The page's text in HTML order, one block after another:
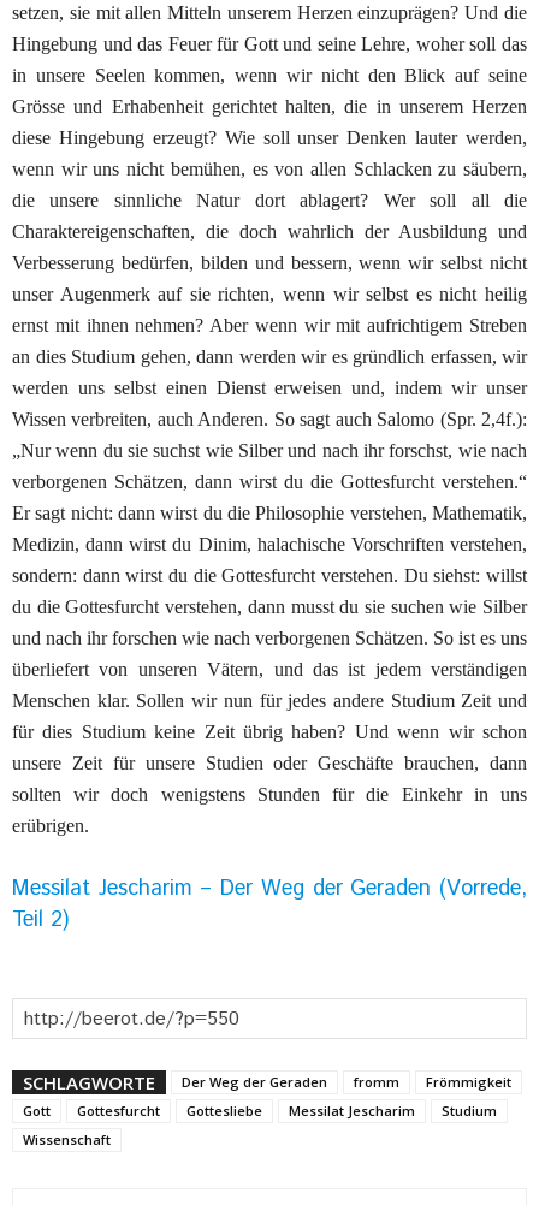
setzen, sie mitallen Mitteln unserem Herzeneinzuprägen? Und die
Hingebung und das FeuerfürGott und seine Lehre, woher solldas
in unsere Seelen kommen, wenn wir nicht den Blick auf seine
Grösse und Erhabenheit gerichtet halten, die in unserem Herzen
diese Hingebung erzeugt? Wie soll unser Denkenlauter werden,
wenn wir uns nicht bemühen, es von allen Schlacken zusäubern,
die unsere sinnliche Natur dort ablagert? Wer soll all die
Charaktereigenschaften, die doch wahrlich der Ausbildung und
Verbesserung bedürfen, bilden und bessern, wenn wir selbst nicht
unser Augenmerk auf sierichten, wenn wir selbst es nicht heilig
ernst mit ihnen nehmen? Aber wenn wir mit aufrichtigem Streben
an dies Studium gehen, dann werden wir es gründlich erfassen, wir
werden uns selbst einen Dienst erweisen und, indem wir unser
Wissenverbreiten, auch Anderen. So sagt auch Salomo (Spr. 2,4f.):
„Nur wenn du sie suchst wie Silber und nach ihr forschst, wie nach
verborgenen Schätzen, dann wirst du die Gottesfurcht verstehen.“
Er sagt nicht: dann wirst du die Philosophie verstehen, Mathematik,
Medizin, dann wirst du Dinim, halachische Vorschriften verstehen,
sondern: dann wirst du die Gottesfurcht verstehen. Du siehst: willst
du die Gottesfurcht verstehen, dann musst du sie suchen wie Silber
und nach ihr forschen wie nach verborgenen Schätzen. So ist es uns
überliefert von unserenVätern, und das ist jedem verständigen
Menschen klar. Sollen wir nun fürjedes andere Studium Zeit und
für dies Studium keine Zeitübrig haben? Und wenn wir schon
unsere Zeit fürunsere Studien oderGeschäfte brauchen, dann
solltenwir doch wenigstens Stunden für die Einkehr in uns
erübrigen.
Messilat Jescharim – Der Weg der Geraden (Vorrede,
Teil 2)
SCHLAGWORTE Der Weg der Geraden fromm
Frömmigkeit
Gott
Gottesfurcht Gottesliebe Messilat Jescharim
Studium
Wissenschaft